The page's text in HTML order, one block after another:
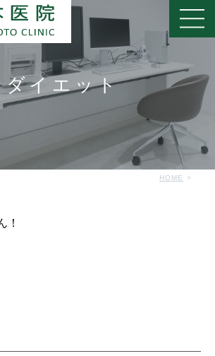
イエット
HOME
！